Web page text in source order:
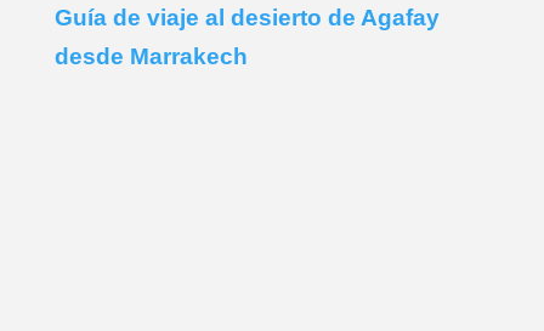
Guía de viaje al desierto de Agafay
desde Marrakech